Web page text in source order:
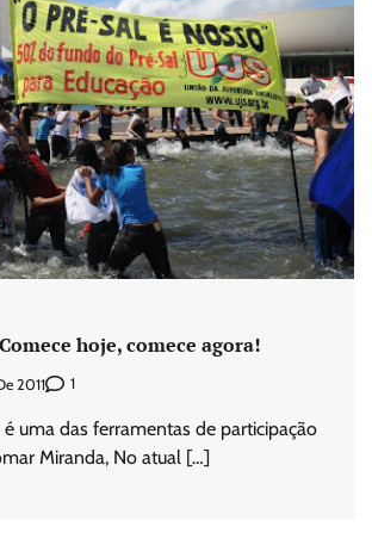
hoje, comece agora!
2011 1
é uma das ferramentas de participação
Miranda, No atual […]